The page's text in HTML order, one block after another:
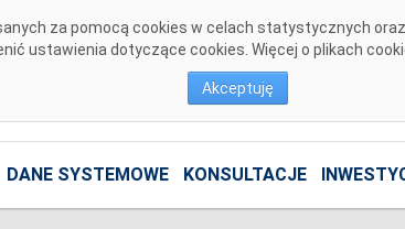
za pomocą cookies w celach statystycznych
ustawienia dotyczące cookies. Więcej o plikach
Akceptuję
DANE SYSTEMOWE KONSULTACJE